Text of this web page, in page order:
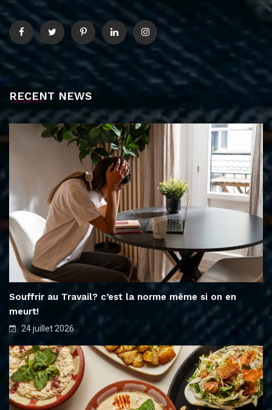
RECENT NEWS
Souffrir au Travail? c’est la norme même si on en
meurt!
24 juillet 2026